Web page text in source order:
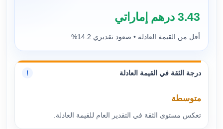
3.43 درهم إماراتي
أقل من القيمة العادلة • صعود تقديري 14.2%
درجة الثقة في القيمة العادلة !
متوسطة
تعكس مستوى الثقة في التقدير العام للقيمة العادلة.